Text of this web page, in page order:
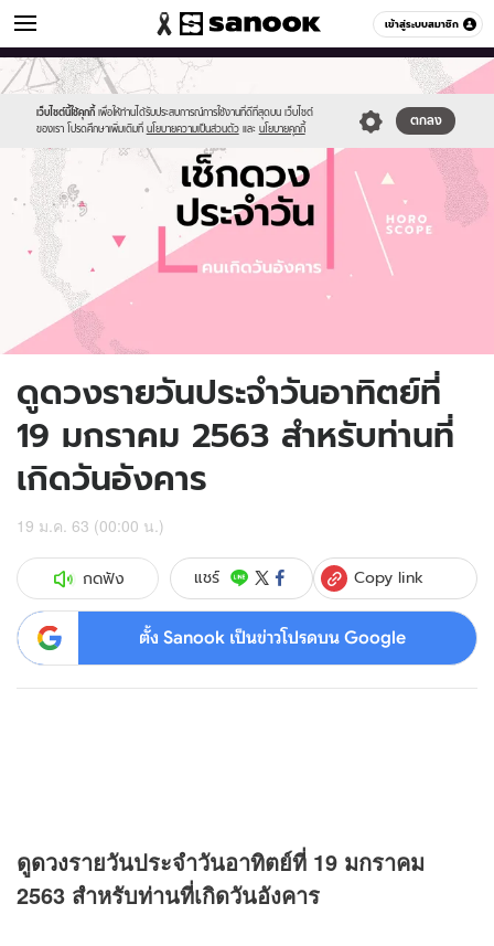
เข้าสู่ระบบสมาชิก
ดูดวง หมวดอื่นๆ
เว็บไซต์นี้ใช้คุกกี้ เพื่อให้ท่านได้รับประสบการณ์การใช้งานที่ดีที่สุดบน เว็บไซต์
ของเรา โปรดศึกษาเพิ่มเติมที่ นโยบายความเป็นส่วนตัว และ นโยบายคุกกี้
ตกลง
Sanook
//s.isanook.com/sr/0/images/logo-
new-
sanook.png
600
60
//s.isanook.com/ho/0/ud/fxd/day/daily-
horoscope-
tuesday.jpg
ดูดวงรายวันประจำวันอาทิตย์ที่
19 มกราคม 2563 สำหรับท่านที่
เกิดวันอังคาร
19 ม.ค. 63 (00:00 น.)
กดฟัง แชร์ Copy link
ตั้ง Sanook เป็นข่าวโปรดบน Google
ดูดวงรายวันประจำวันอาทิตย์ที่ 19 มกราคม
2563 สำหรับท่านที่เกิดวันอังคาร